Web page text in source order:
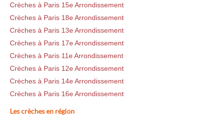
Crèches à Paris 15e Arrondissement
Crèches à Paris 18e Arrondissement
Crèches à Paris 13e Arrondissement
Crèches à Paris 17e Arrondissement
Crèches à Paris 11e Arrondissement
Crèches à Paris 12e Arrondissement
Crèches à Paris 14e Arrondissement
Crèches à Paris 16e Arrondissement
Les crèches en région